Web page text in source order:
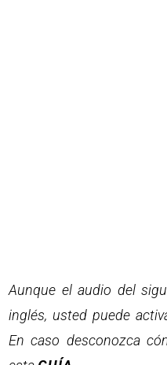
Aunque el audio del
inglés, usted puede
En caso desconozca